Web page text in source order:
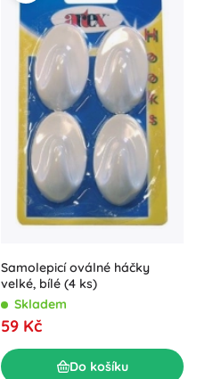
Samolepicí oválné háčky
velké, bílé (4 ks)
Skladem
59 Kč
Do košíku